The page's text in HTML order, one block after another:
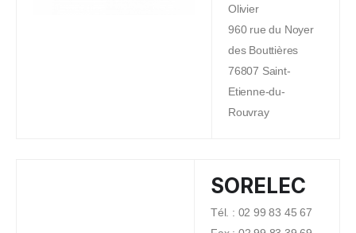
Olivier
960 rue du Noyer
des Bouttières
76807 Saint-
Etienne-du-
Rouvray
SORELEC
Tél. : 02 99 83 45 67